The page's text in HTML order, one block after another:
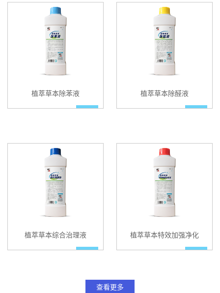
植萃草本除苯液 植萃草本除醛液
植萃草本综合治理液 植萃草本特效加强净化
查看更多